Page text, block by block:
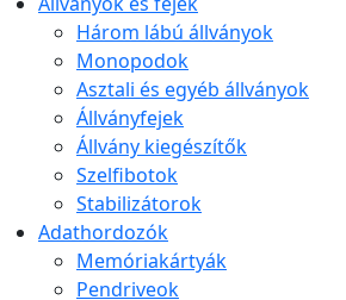
Három lábú állványok
Monopodok
Asztali és egyéb állványok
Állványfejek
Állvány kiegészítők
Szelfibotok
Stabilizátorok
Adathordozók
Memóriakártyák
Pendriveok